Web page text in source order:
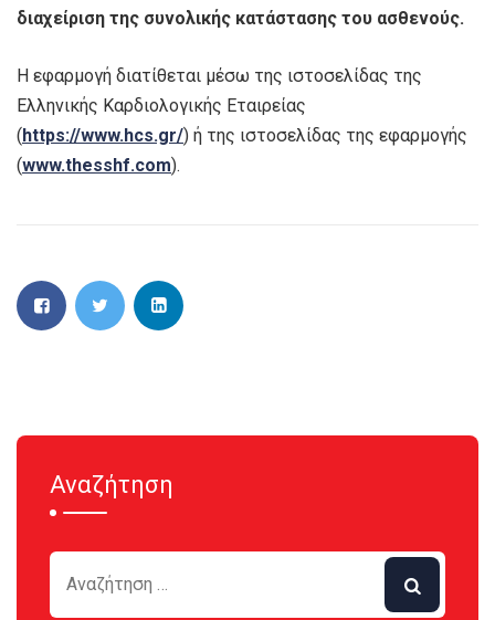
διαχείριση της συνολικής κατάστασης του ασθενούς.
Η εφαρμογή διατίθεται μέσω της ιστοσελίδας της
Ελληνικής Καρδιολογικής Εταιρείας
(https://www.hcs.gr/) ή της ιστοσελίδας της εφαρμογής
(www.thesshf.com).
Αναζήτηση